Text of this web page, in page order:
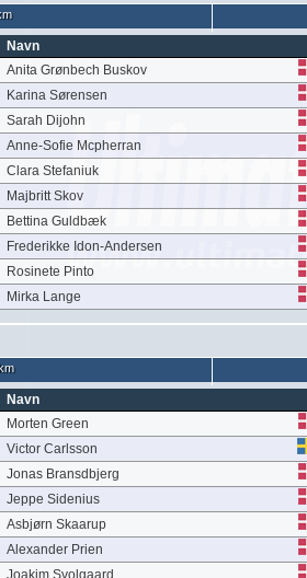
Navn
Anita Grønbech Buskov
Karina Sørensen
Sarah Dijohn
Anne-Sofie Mcpherran
Clara Stefaniuk
Majbritt Skov
Bettina Guldbæk
Frederikke Idon-Andersen
Rosinete Pinto
Mirka Lange
Navn
Morten Green
Victor Carlsson
Jonas Bransdbjerg
Jeppe Sidenius
Asbjørn Skaarup
Alexander Prien
Joakim Svolgaard